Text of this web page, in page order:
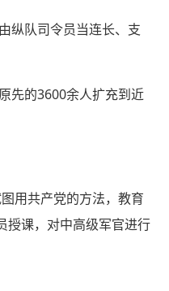
纵队司令员当连长、支
先的3600余人扩充到近
用共产党的方法，教育
授课，对中高级军官进行